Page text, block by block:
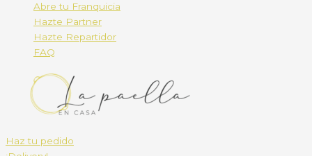
Abre tu Franquicia
Hazte Partner
Hazte Repartidor
FAQ
Haz tu pedido